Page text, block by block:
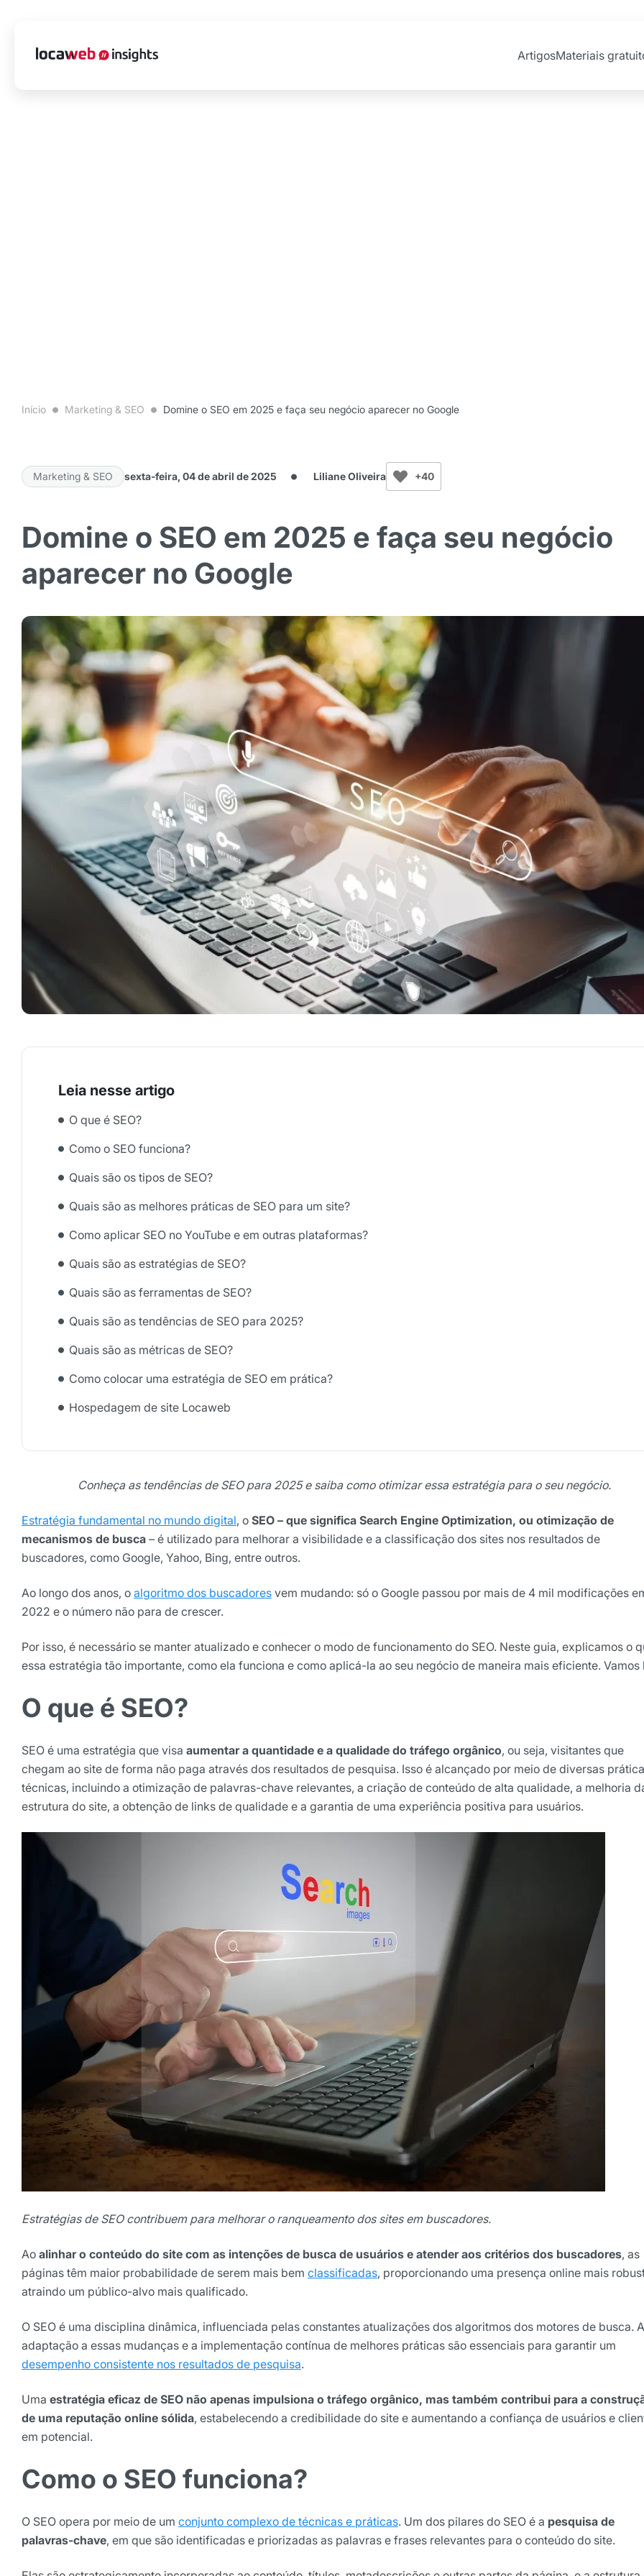
ArtigosMateriais
Início Marketing & SEO Domine o SEO em 2025 e faça seu negócio aparecer no Google
Marketing & SEO sexta-feira, 04 de abril de 2025 Liliane Oliveira +40
Domine o SEO em 2025 e faça seu negócio
aparecer no Google
O que é SEO?
Como o SEO funciona?
Quais são os tipos de SEO?
Quais são as melhores práticas de SEO para um site?
Como aplicar SEO no YouTube e em outras plataformas?
Quais são as estratégias de SEO?
Quais são as ferramentas de SEO?
Quais são as tendências de SEO para 2025?
Quais são as métricas de SEO?
Como colocar uma estratégia de SEO em prática?
Hospedagem de site Locaweb
Conheça as tendências de SEO para 2025 e saiba como otimizar essa estratégia para o seu negócio.
Estratégia fundamental no mundo digital, o SEO – que significa Search Engine Optimization, ou otimização de
mecanismos de busca – é utilizado para melhorar a visibilidade e a classificação dos sites nos resultados de
buscadores, como Google, Yahoo, Bing, entre outros.
Ao longo dos anos, o algoritmo dos buscadores vem mudando: só o Google passou por mais de 4 mil modificações
2022 e o número não para de crescer.
Por isso, é necessário se manter atualizado e conhecer o modo de funcionamento do SEO. Neste guia, explicamos o
essa estratégia tão importante, como ela funciona e como aplicá-la ao seu negócio de maneira mais eficiente. Vamos
O que é SEO?
SEO é uma estratégia que visa aumentar a quantidade e a qualidade do tráfego orgânico, ou seja, visitantes que
chegam ao site de forma não paga através dos resultados de pesquisa. Isso é alcançado por meio de diversas
técnicas, incluindo a otimização de palavras-chave relevantes, a criação de conteúdo de alta qualidade, a melhoria
estrutura do site, a obtenção de links de qualidade e a garantia de uma experiência positiva para usuários.
Estratégias de SEO contribuem para melhorar o ranqueamento dos sites em buscadores.
Ao alinhar o conteúdo do site com as intenções de busca de usuários e atender aos critérios dos buscadores, as
páginas têm maior probabilidade de serem mais bem classificadas, proporcionando uma presença online mais
atraindo um público-alvo mais qualificado.
O SEO é uma disciplina dinâmica, influenciada pelas constantes atualizações dos algoritmos dos motores de busca. A
adaptação a essas mudanças e a implementação contínua de melhores práticas são essenciais para garantir um
desempenho consistente nos resultados de pesquisa.
Uma estratégia eficaz de SEO não apenas impulsiona o tráfego orgânico, mas também contribui para a
de uma reputação online sólida, estabelecendo a credibilidade do site e aumentando a confiança de usuários e
em potencial.
Como o SEO funciona?
O SEO opera por meio de um conjunto complexo de técnicas e práticas. Um dos pilares do SEO é a pesquisa de
palavras-chave, em que são identificadas e priorizadas as palavras e frases relevantes para o conteúdo do site.
Tendências e materiais exclusivos do mercado
digital que valem a leitura.
Nome
nossas comunicações e está de acordo com as nossas
Assinar newsletter